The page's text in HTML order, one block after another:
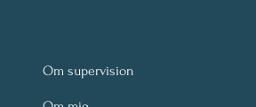
Om supervision